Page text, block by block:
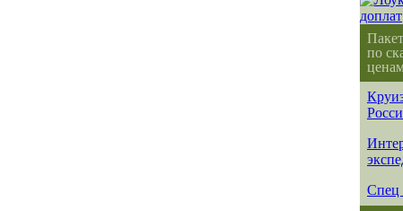
по
Спец